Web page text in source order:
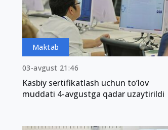
Maktab
03-avgust 21:46
Kasbiy sertifikatlash uchun to‘lov
muddati 4-avgustga qadar uzaytirildi